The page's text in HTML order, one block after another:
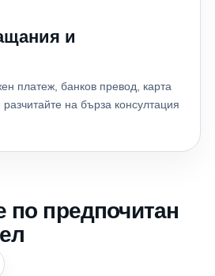
и
платеж, банков превод, карта
на бърза консултация
по предпочитан